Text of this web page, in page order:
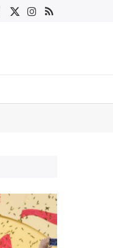
X Instagram
RSS